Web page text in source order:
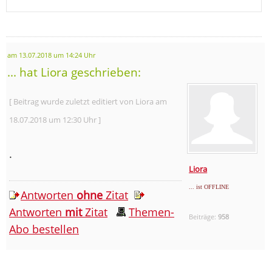
am 13.07.2018 um 14:24 Uhr
... hat Liora geschrieben:
Liora
... ist OFFLINE
Beiträge:958
[ Beitrag wurde zuletzt editiert von Liora am
18.07.2018 um 12:30 Uhr ]
.
Antworten ohne Zitat
Antworten mitZitat
Themen-
Abo bestellen